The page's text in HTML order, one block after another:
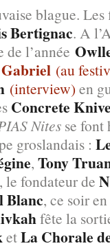
blague.
Bertignac. A
de l’année
(au
(interview) en
Concrete
Nites se font
groslandais :
, Tony
le fondateur de
Blanc, ce soir
fête la
etLa Chorale